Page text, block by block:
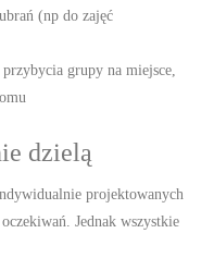
(np do zajęć
grupy na miejsce,
dzielą
projektowanych
Jednak wszystkie